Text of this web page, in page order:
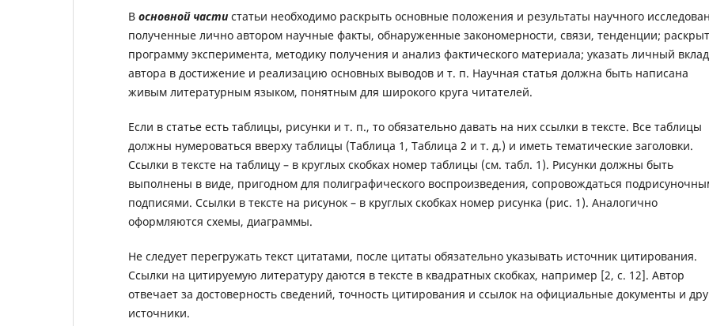
В основной частистатьи необходимо раскрыть основные положения и результаты научного
полученные лично автором научные факты, обнаруженные закономерности, связи, тенденции;
программу эксперимента, методику получения и анализ фактического материала; указать личный вклад
автора в достижение и реализацию основных выводов и т. п. Научная статья должна быть написана
живым литературным языком, понятным для широкого круга читателей.
Если в статье есть таблицы, рисунки и т. п., то обязательно давать на них ссылки в тексте. Все таблицы
должны нумероваться вверху таблицы (Таблица 1, Таблица 2 и т. д.) и иметь тематические заголовки.
Ссылки в тексте на таблицу – в круглых скобках номер таблицы (см. табл. 1). Рисунки должны быть
выполнены в виде, пригодном для полиграфического воспроизведения, сопровождаться
подписями. Ссылки в тексте на рисунок – в круглых скобках номер рисунка (рис. 1). Аналогично
оформляются схемы, диаграммы.
Не следует перегружать текст цитатами, после цитаты обязательно указывать источник цитирования.
Ссылки на цитируемую литературу даются в тексте в квадратных скобках, например [2, с. 12]. Автор
отвечает за достоверность сведений, точность цитирования и ссылок на официальные документы и
источники.